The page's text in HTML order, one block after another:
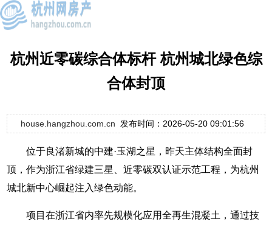
杭州近零碳综合体标杆 杭州城北绿色综
合体封顶
house.hangzhou.com.cn 发布时间：2026-05-20 09:01:56
位于良渚新城的中建·玉湖之星，昨天主体结构全面封
顶，作为浙江省绿建三星、近零碳双认证示范工程，为杭州
城北新中心崛起注入绿色动能。
项目在浙江省内率先规模化应用全再生混凝土，通过技